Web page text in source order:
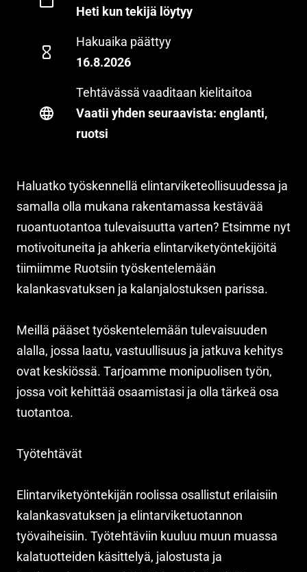
Haluatko työskennellä elintarviketeollisuudessa ja
samalla olla mukana rakentamassa kestävää
ruoantuotantoa tulevaisuutta varten? Etsimme nyt
motivoituneita ja ahkeria elintarviketyöntekijöitä
tiimiimme Ruotsiin työskentelemään
kalankasvatuksen ja kalanjalostuksen parissa.
Meillä pääset työskentelemään tulevaisuuden
alalla, jossa laatu, vastuullisuus ja jatkuva kehitys
ovat keskiössä. Tarjoamme monipuolisen työn,
jossa voit kehittää osaamistasi ja olla tärkeä osa
tuotantoa.
Työtehtävät
Elintarviketyöntekijän roolissa osallistut erilaisiin
kalankasvatuksen ja elintarviketuotannon
työvaiheisiin. Työtehtäviin kuuluu muun muassa
kalatuotteiden käsittelyä, jalostusta ja
Heti kun tekijä löytyy
Hakuaika päättyy
16.8.2026
Tehtävässä vaaditaan kielitaitoa
Vaatii yhden seuraavista: englanti,
ruotsi